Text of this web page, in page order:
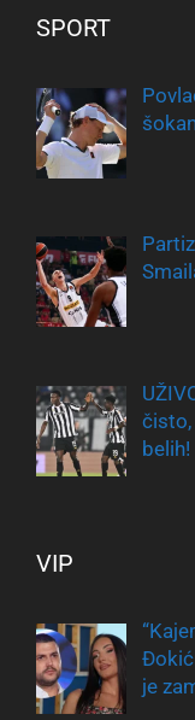
SPORT
čisto,
VIP
Đokić
je